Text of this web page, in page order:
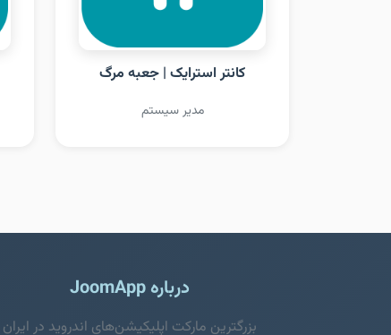
کانتر استرایک | جعبه مرگ
مدیر سیستم
درباره JoomApp
بزرگترین مارکت اپلیکیشن‌های اندروید در ایران